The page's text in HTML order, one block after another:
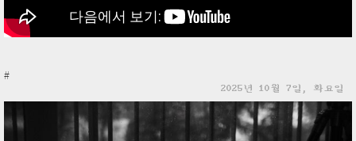
#
2025년 10월 7일, 화요일